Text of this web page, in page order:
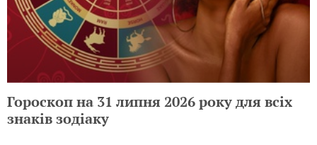
Гороскоп на 31 липня 2026 року для всіх
знаків зодіаку